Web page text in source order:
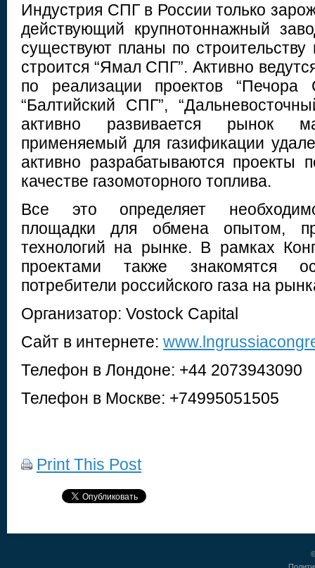
Индустрия СПГ в России только
действующий крупнотоннажный
существуют планы по
строится “Ямал СПГ”. Активно
по реализации проектов “Печора
“Балтийский СПГ”,
активно развивается рынок
применяемый для газификации
активно разрабатываются
качестве газомоторного топлива.
Все это определяет
площадки для обмена опытом,
технологий на рынке. В рамках
проектами также знакомятся
потребители российского газа на
Организатор: Vostock Capital
Сайт в интернете:
Телефон в Лондоне: +44 2073943090
Телефон в Москве: +74995051505
Print This Post